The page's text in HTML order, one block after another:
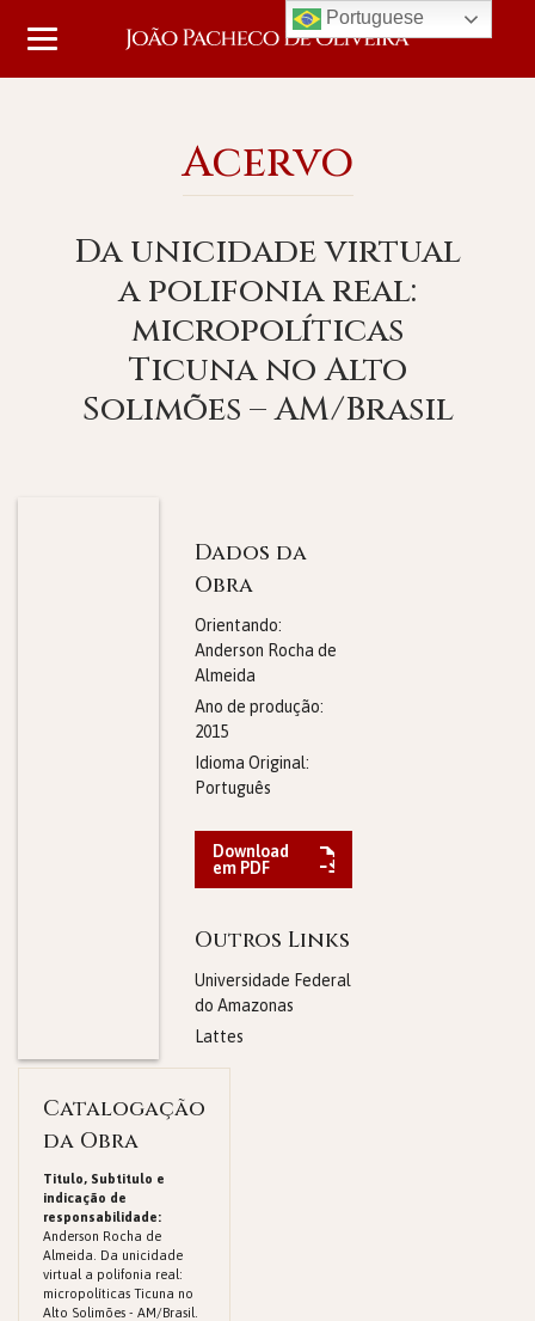
Acervo
Da unicidade virtual
a polifonia real:
micropolíticas
Ticuna no Alto
Solimões – AM/Brasil
Dados da
Obra
Orientando:
Anderson Rocha de
Almeida
Ano de produção:
2015
Idioma Original:
Português
Download
em PDF
Outros Links
Universidade Federal
do Amazonas
Lattes
Catalogação
da Obra
Titulo, Subtitulo e
indicação de
responsabilidade:
Anderson Rocha de
Almeida. Da unicidade
virtual a polifonia real:
micropolíticas Ticuna no
Alto Solimões - AM/Brasil.
Portuguese